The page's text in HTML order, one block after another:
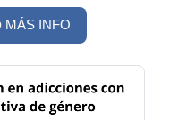
MÁS INFO